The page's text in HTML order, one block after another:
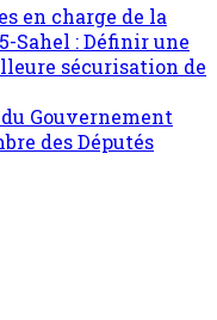
en charge de la
Sahel : Définir une
sécurisation de
Gouvernement
des Députés